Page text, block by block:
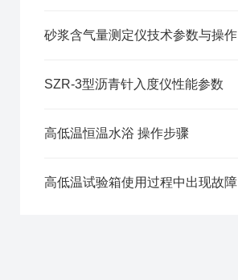
SZR-3型沥青针入度仪性能参数
高低温恒温水浴 操作步骤